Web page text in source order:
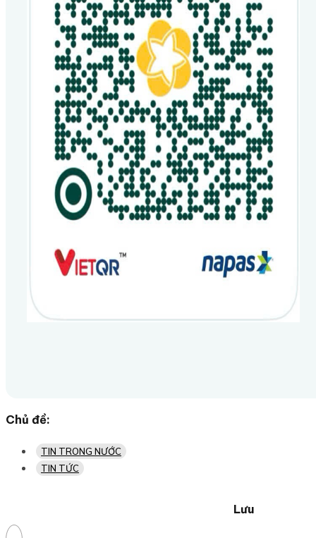
Chủ đề:
TIN TRONG NƯỚC
TIN TỨC
Lưu